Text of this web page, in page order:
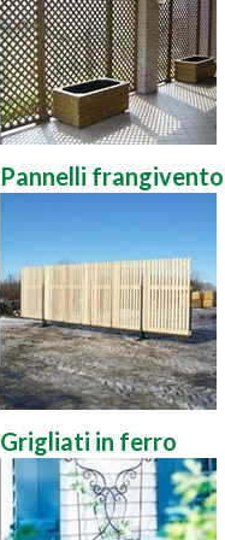
Pannelli
Grigliati in ferro